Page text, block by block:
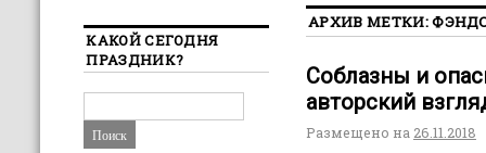
АРХИВ МЕТКИ:
Соблазны и
авторский
Размещено на 26.11.2018
КАКОЙ СЕГОДНЯ
ПРАЗДНИК?